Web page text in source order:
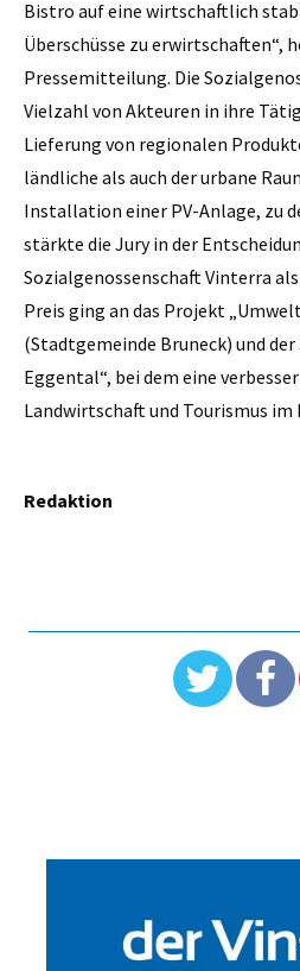
Bistro auf eine wirtschaftlich
Überschüsse zu erwirtschaften“,
Pressemitteilung. Die
Vielzahl von Akteuren in ihre
Lieferung von regionalen
ländliche als auch der urbane
Installation einer PV-Anlage, zu
stärkte die Jury in der
Sozialgenossenschaft Vinterra als
Preis ging an das Projekt
(Stadtgemeinde Bruneck) und der
Eggental“, bei dem eine
Landwirtschaft und Tourismus
Redaktion